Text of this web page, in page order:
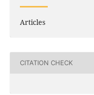
Articles
CITATION CHECK